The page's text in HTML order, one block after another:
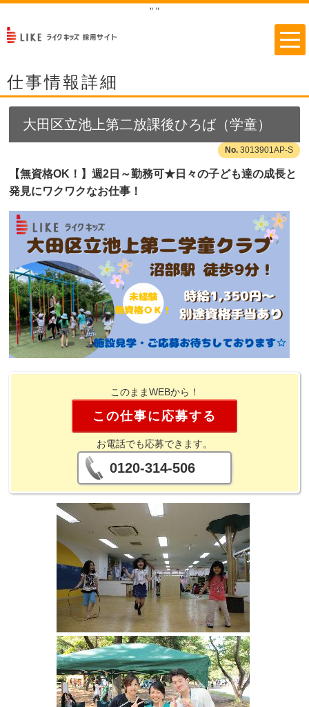
" "
仕事情報詳細
大田区立池上第二放課後ひろば（学童）
3013901AP-S
【無資格OK！】週2日～勤務可★日々の子ども達の成長と
発見にワクワクなお仕事！
このままWEBから！
この仕事に応募する
お電話でも応募できます。
0120-314-506